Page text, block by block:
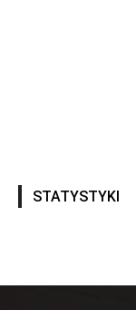
STATYSTYKI